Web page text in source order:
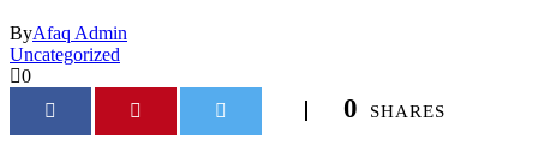
ByAfaq Admin
Uncategorized
0
0 SHARES